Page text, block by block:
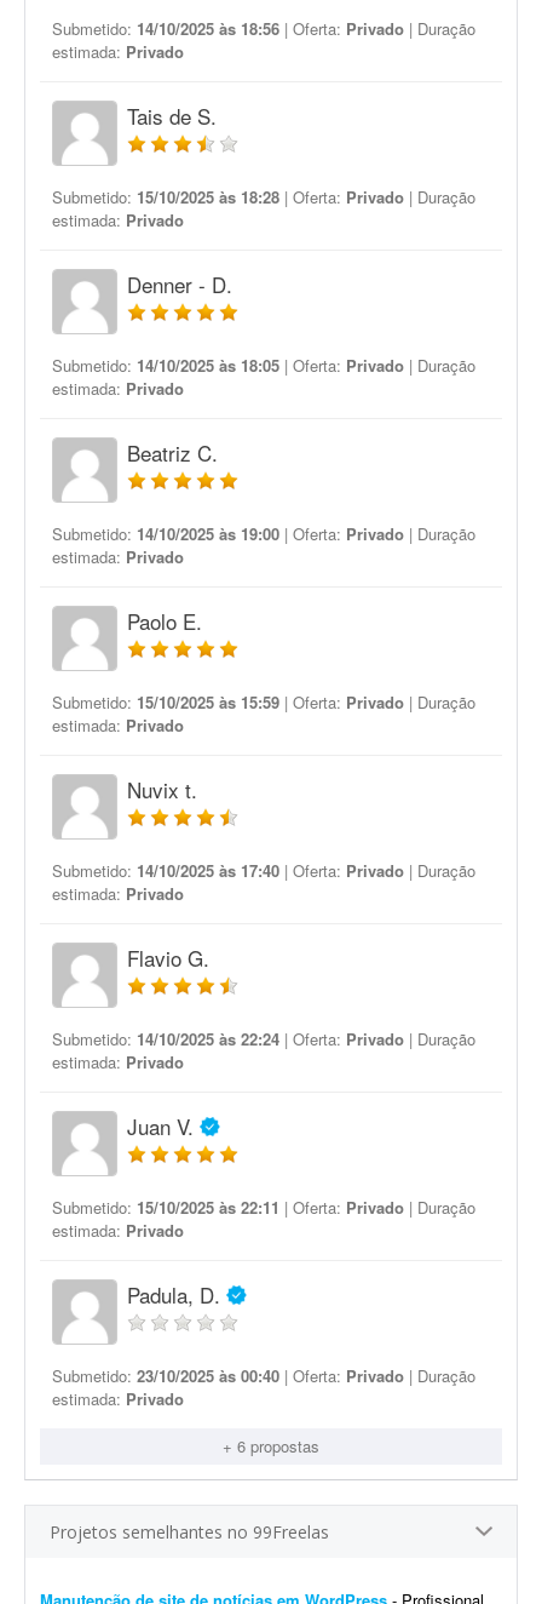
Submetido: 14/10/2025 às 18:56 | Oferta: Privado | Duração
estimada: Privado
Tais de S.
Submetido: 15/10/2025 às 18:28 | Oferta: Privado | Duração
estimada: Privado
Denner - D.
Submetido: 14/10/2025 às 18:05 | Oferta: Privado | Duração
estimada: Privado
Beatriz C.
Submetido: 14/10/2025 às 19:00 | Oferta: Privado | Duração
estimada: Privado
Paolo E.
Submetido: 15/10/2025 às 15:59 | Oferta: Privado | Duração
estimada: Privado
Nuvix t.
Submetido: 14/10/2025 às 17:40 | Oferta: Privado | Duração
estimada: Privado
Flavio G.
Submetido: 14/10/2025 às 22:24 | Oferta: Privado | Duração
estimada: Privado
Juan V.
Submetido: 15/10/2025 às 22:11 | Oferta: Privado | Duração
estimada: Privado
Padula, D.
Submetido: 23/10/2025 às 00:40 | Oferta: Privado | Duração
estimada: Privado
+ 6 propostas
Projetos semelhantes no 99Freelas